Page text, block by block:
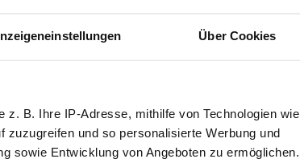
Über Cookies
z. B. Ihre IP-Adresse, mithilfe von Technologien wie
und so personalisierte Werbung und
sowie Entwicklung von Angeboten zu ermöglichen.